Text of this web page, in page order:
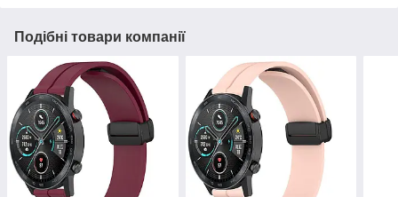
Подібні товари компанії